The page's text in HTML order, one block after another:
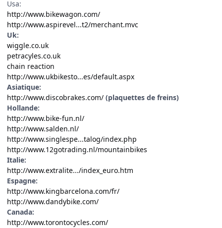
Usa:
http://www.bikewagon.com/
http://www.aspirevel...t2/merchant.mvc
Uk:
wiggle.co.uk
petracyles.co.uk
chain reaction
http://www.ukbikesto...es/default.aspx
Asiatique:
http://www.discobrakes.com/ (plaquettes de freins)
Hollande:
http://www.bike-fun.nl/
http://www.salden.nl/
http://www.singlespe...talog/index.php
http://www.12gotrading.nl/mountainbikes
Italie:
http://www.extralite.../index_euro.htm
Espagne:
http://www.kingbarcelona.com/fr/
http://www.dandybike.com/
Canada:
http://www.torontocycles.com/